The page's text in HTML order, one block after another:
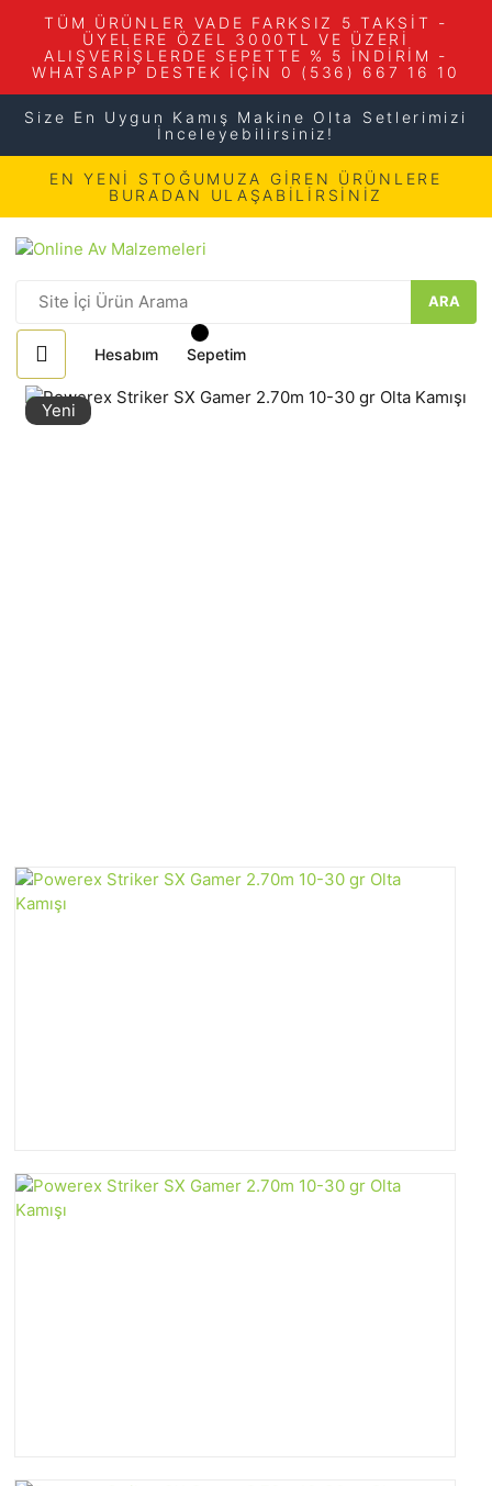
TÜM ÜRÜNLER VADE FARKSIZ 5 TAKSİT -
ÜYELERE ÖZEL 3000TL VE ÜZERİ
ALIŞVERİŞLERDE SEPETTE % 5 İNDİRİM -
WHATSAPP DESTEK İÇİN 0 (536) 667 16 10
Size En Uygun Kamış Makine Olta Setlerimizi
İnceleyebilirsiniz!
EN YENİ STOĞUMUZA GİREN ÜRÜNLERE
BURADAN ULAŞABİLİRSİNİZ
ARA
Hesabım Sepetim
Yeni